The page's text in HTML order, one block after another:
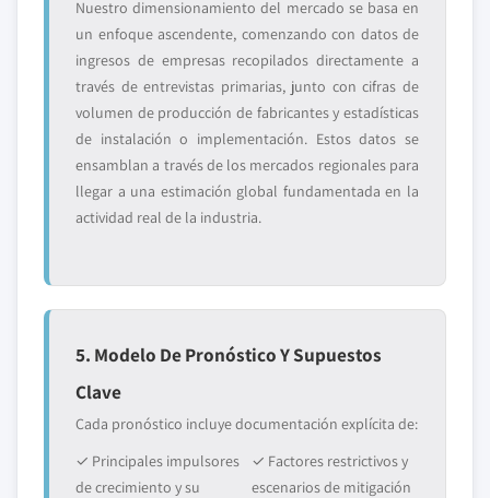
Nuestro dimensionamiento del mercado se basa en
un enfoque ascendente, comenzando con datos de
ingresos de empresas recopilados directamente a
través de entrevistas primarias, junto con cifras de
volumen de producción de fabricantes y estadísticas
de instalación o implementación. Estos datos se
ensamblan a través de los mercados regionales para
llegar a una estimación global fundamentada en la
actividad real de la industria.
5. Modelo De Pronóstico Y Supuestos
Clave
Cada pronóstico incluye documentación explícita de:
✓ Principales impulsores
de crecimiento y su
✓ Factores restrictivos y
escenarios de mitigación